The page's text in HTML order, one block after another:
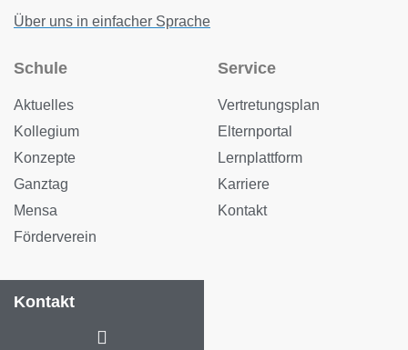
Über uns in einfacher Sprache
Schule
Aktuelles
Kollegium
Konzepte
Ganztag
Mensa
Förderverein
Service
Vertretungsplan
Elternportal
Lernplattform
Karriere
Kontakt
Kontakt